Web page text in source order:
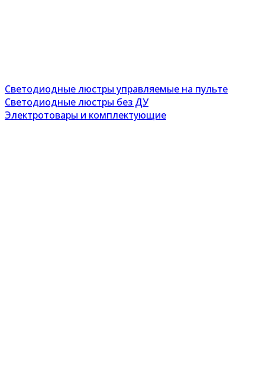
Светодиодные люстры управляемые на пульте
Светодиодные люстры без ДУ
Электротовары и комплектующие